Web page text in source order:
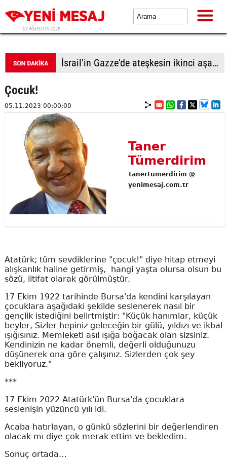
07 AĞUSTOS 2026
İsrail'in Gazze'de ateşkesin ikinci aşamasının uygulanmasına ilişkin yeni yol haritasını reddettiği bildirildi
Çocuk!
05.11.2023 00:00:00
Taner
Tümerdirim
tanertumerdirim @
yenimesaj.com.tr
Atatürk; tüm sevdiklerine "çocuk!" diye hitap etmeyi
alışkanlık haline getirmiş, hangi yaşta olursa olsun bu
sözü, iltifat olarak görülmüştür.
17 Ekim 1922 tarihinde Bursa'da kendini karşılayan
çocuklara aşağıdaki şekilde seslenerek nasıl bir
gençlik istediğini belirtmiştir: "Küçük hanımlar, küçük
beyler, Sizler hepiniz geleceğin bir gülü, yıldızı ve ikbal
ışığısınız. Memleketi asıl ışığa boğacak olan sizsiniz.
Kendinizin ne kadar önemli, değerli olduğunuzu
düşünerek ona göre çalışınız. Sizlerden çok şey
bekliyoruz."
***
17 Ekim 2022 Atatürk'ün Bursa'da çocuklara
seslenişin yüzüncü yılı idi.
Acaba hatırlayan, o günkü sözlerini bir değerlendiren
olacak mı diye çok merak ettim ve bekledim.
Sonuç ortada…